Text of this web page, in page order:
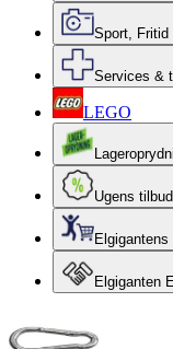
Sport, Fritid
Services &
LEGO
Ugens
Elgiganten